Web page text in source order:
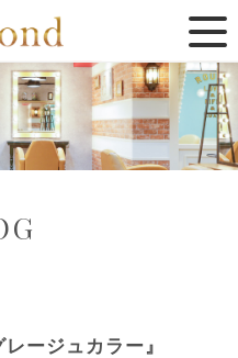
ージュカラー』